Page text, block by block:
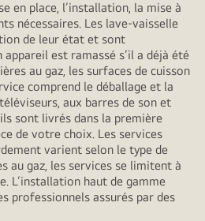
en place, l’installation, la mise à
nécessaires. Les lave-vaisselle
de leur état et sont
appareil est ramassé s’il a déjà été
au gaz, les surfaces de cuisson
comprend le déballage et la
aux barres de son et
sont livrés dans la première
de votre choix. Les services
varient selon le type de
au gaz, les services se limitent à
L’installation haut de gamme
professionnels assurés par des